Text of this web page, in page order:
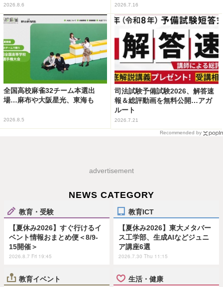
2026.8.6 2026.7.16
全国高校麻雀32チーム本選出
場…麻布や大阪星光、東海も
2026.8.5
司法試験予備試験2026、解答速
報＆総評動画を無料公開…アガ
ルート
2026.7.21
Recommended by
advertisement
NEWS CATEGORY
教育・受験
【夏休み2026】すぐ行けるイ
ベント情報おまとめ便＜8/9-
15開催＞
2026.8.7 Fri 19:45
教育ICT
【夏休み2026】東大メタバー
ス工学部、生成AIなどジュニ
ア講座6選
2026.7.30 Thu 11:15
教育イベント 生活・健康